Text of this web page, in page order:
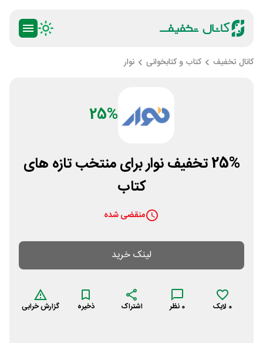
کانال تخفیف کتاب و کتابخوانی نوار
25%
25% تخفیف نوار برای منتخب تازه های
کتاب
منقضی شده
لینک خرید
0 لایک 0 نظر اشتراک ذخیره گزارش خرابی